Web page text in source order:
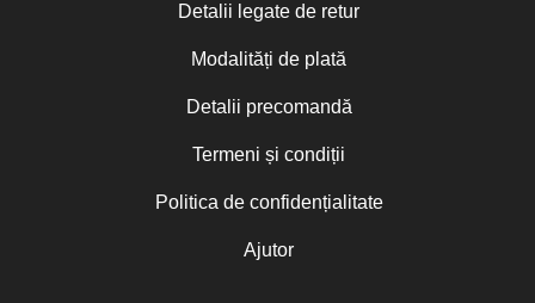
Detalii legate de retur
Modalități de plată
Detalii precomandă
Termeni și condiții
Politica de confidențialitate
Ajutor